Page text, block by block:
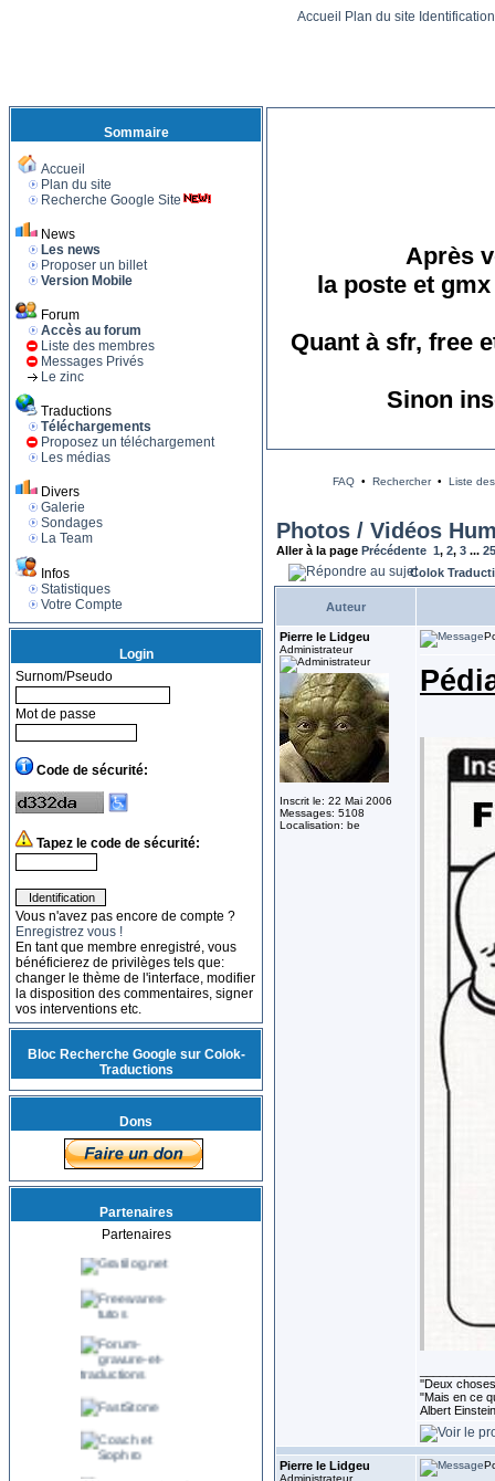
Accueil Plan du site
Sommaire
Accueil
Plan du site
Recherche Google Site
News
Les news
Proposer un billet
Version Mobile
Forum
Accès au forum
Liste des membres
Messages Privés
Le zinc
Traductions
Téléchargements
Proposez un téléchargement
Les médias
Divers
Galerie
Sondages
La Team
Infos
Statistiques
Votre Compte
Login
Surnom/Pseudo
Mot de passe
Code de sécurité:
Tapez le code de sécurité:
Vous n'avez pas encore de compte ?
Enregistrez vous !
En tant que membre enregistré, vous
bénéficierez de privilèges tels que:
changer le thème de l'interface, modifier
la disposition des commentaires, signer
vos interventions etc.
Bloc Recherche Google sur Colok-
Traductions
Dons
Partenaires
Partenaires
Après
la poste et
Quant à sfr, free
Sinon
FAQ • Rechercher• Liste
Photos / Vidéos
Aller à la page Précédente 1, 2, 3 ...
Colok
Auteur
Pierre le Lidgeu
Administrateur
Inscrit le: 22 Mai 2006
Messages: 5108
Localisation: be
''Deux
"Mais en ce
Albert
Pierre le Lidgeu
Administrateur